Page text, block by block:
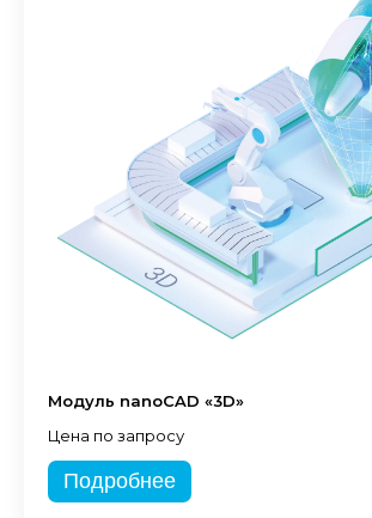
Модуль nanoCAD «3D»
Цена по запросу
Подробнее